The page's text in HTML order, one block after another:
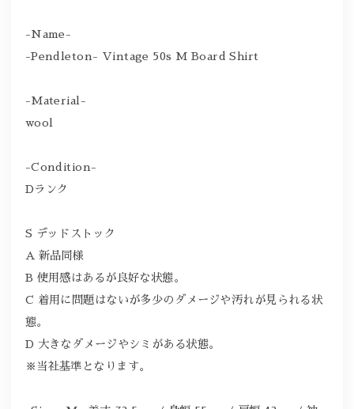
-Name-
-Pendleton- Vintage 50s M Board Shirt
-Material-
wool
-Condition-
Dランク
S デッドストック
A 新品同様
B 使用感はあるが良好な状態。
C 着用に問題はないが多少のダメージや汚れが見られる状
態。
D 大きなダメージやシミがある状態。
※当社基準となります。